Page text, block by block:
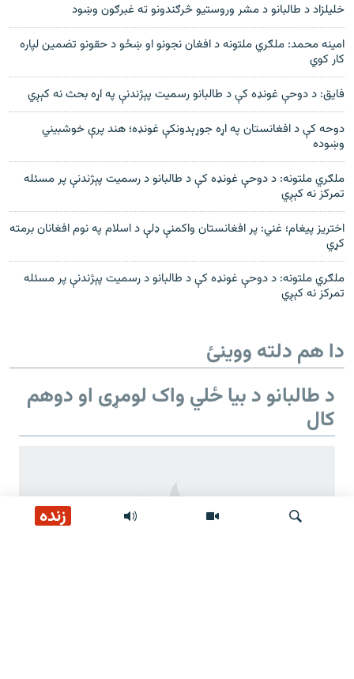
زنده
خلیلزاد د طالبانو د مشر وروستیو څرګندونو ته غبرګون وښود
امینه محمد: ملګري ملتونه د افغان نجونو او ښځو د حقونو تضمین لپاره
کار کوي
فایق: د دوحې غونډه کې د طالبانو رسمیت پېژندنې په اړه بحث نه کېږي
دوحه کې د افغانستان په اړه جوړېدونکې غونډه؛ هند پرې خوشبیني
وښوده
ملګري ملتونه: د دوحې غونډه کې د طالبانو د رسمیت پېژندنې پر مسئله
تمرکز نه کېږي
اختریز پیغام؛ غني: پر افغانستان واکمنې ډلې د اسلام په نوم افغانان برمته
کړي
ملګري ملتونه: د دوحې غونډه کې د طالبانو د رسمیت پېژندنې پر مسئله
تمرکز نه کېږي
دا هم دلته ووینئ
د طالبانو د بیا ځلي واک لومړی او دوهم
کال